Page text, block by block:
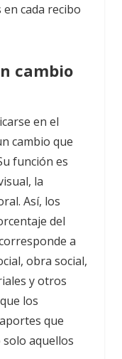
cada recibo
cambio
en el
cambio que
función es
la
Así, los
del
a
obra social,
y otros
los
que
aquellos